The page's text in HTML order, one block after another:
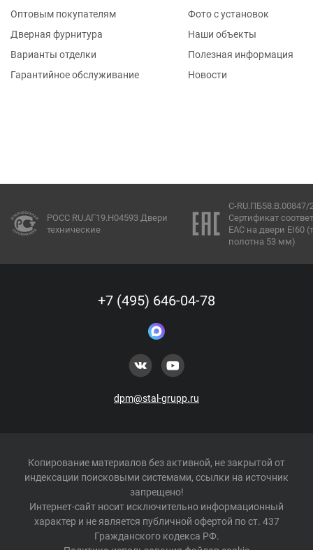
Оптовым покупателям
Дверная фурнитура
Варианты отделки
Гарантийное обслуживание
Фото с установок
Наши объекты
Полезная информация
Новости
РОСС RU.АГ19.Н04593 Двери
технические
C-RU.ПБ58.В.00847/
Сертификат
ЕАС на двери EI60
полотна 53 мм)
+7 (495) 646-04-78
dpm@stal-grupp.ru
Копирование материалов без активной, не закрытой от
индексации поисковыми системами, ссылки на источник
запрещено!
Интернет-сайт носит исключительно информационный
характер и не является публичной офертой по ст. 437
Гражданского кодекса РФ.